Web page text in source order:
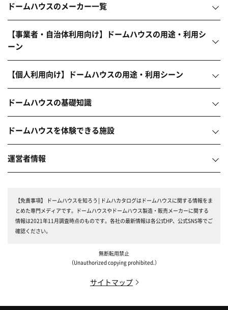
ドームハウスのメーカー一覧
【事業者・自治体利用向け】ドームハウスの用途・利用シ
ーン
【個人利用向け】ドームハウスの用途・利用シーン
ドームハウスの基礎知識
ドームハウスを体験できる施設
運営者情報
【免責事項】
ドームハウスを知ろう│ドムハカタログはドームハウスに関する情報をま
とめた専門メディアです。ドームハウスやドームハウス製造・販売メーカーに関する
情報は2021年11月調査時点のものです。各社の最新情報は各公式HP、公式SNS等でご
確認ください。
無断転用禁止
（Unauthorized copying prohibited.）
サイトマップ